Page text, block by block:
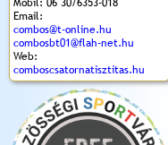
Email:
combos@t-online.hu
combosbt01@flah-net.hu
Web:
comboscsatornatisztitas.hu